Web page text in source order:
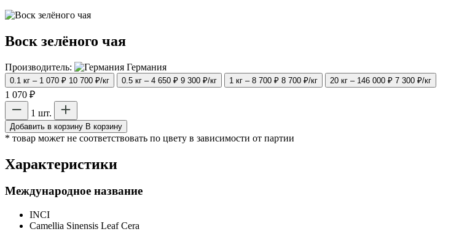
Воск зелёного чая
Производитель: Германия
0.1 кг – 1 070 ₽ 10 700 ₽/кг 0.5 кг – 4 650 ₽ 9 300 ₽/кг 1 кг – 8 700 ₽ 8 700 ₽/кг 20 кг – 146 000 ₽ 7 300 ₽/кг
1 070 ₽
1 шт.
Добавить в корзину В корзину
* товар может не соответствовать по цвету в зависимости от партии
Характеристики
Международное название
INCI
Camellia Sinensis Leaf Cera